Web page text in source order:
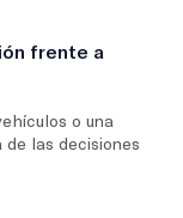
frente a
o una
de las decisiones